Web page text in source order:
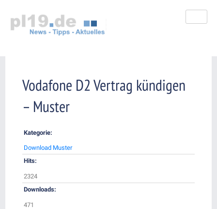
springen
Vodafone D2 Vertrag kündigen
– Muster
Kategorie:
Download Muster
Hits:
2324
Downloads:
471